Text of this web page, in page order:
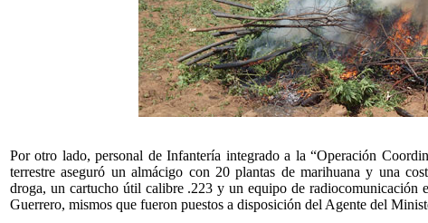
Por otro lado, personal de Infantería integrado a la “Operación
terrestre aseguró un almácigo con 20 plantas de marihuana y una
droga, un cartucho útil calibre .223 y un equipo de radiocomunicación
Guerrero, mismos que fueron puestos a disposición del Agente del